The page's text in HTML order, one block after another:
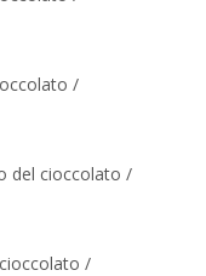
/
del cioccolato /
/